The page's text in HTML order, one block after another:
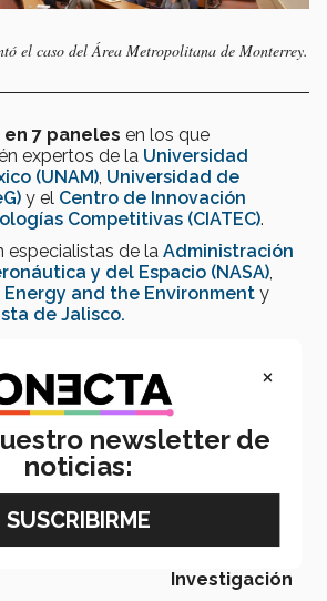
el caso del Área Metropolitana de Monterrey.
7 paneles en los que
expertos de la Universidad
(UNAM), Universidad de
y el Centro de Innovación
Competitivas (CIATEC).
especialistas de la Administración
y del Espacio (NASA),
and the Environment y
de Jalisco.
Ingeniería y Ciencias
aire, Campus Guadalajara
Investigación
×
newsletter de
noticias: